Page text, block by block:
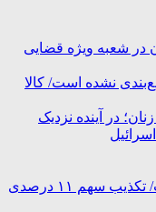
در شعبه ویژه قضایی
نشده است/ کالا
در آینده نزدیک
عراقچی: توافق با عمان نزدیک است/ تکذیب سهم ۱۱ درصدی